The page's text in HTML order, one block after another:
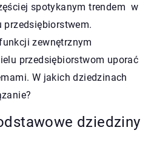
spotykanym trendem w
zewnętrznym
przedsiębiorstwom uporać
W jakich dziedzinach
dziedziny